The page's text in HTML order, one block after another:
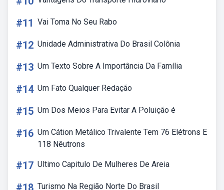
#11 Vai Toma No Seu Rabo
#12 Unidade Administrativa Do Brasil Colônia
#13 Um Texto Sobre A Importância Da Família
#14 Um Fato Qualquer Redação
#15 Um Dos Meios Para Evitar A Poluição é
#16 Um Cátion Metálico Trivalente Tem 76 Elétrons E
118 Nêutrons
#17 Ultimo Capitulo De Mulheres De Areia
#18 Turismo Na Região Norte Do Brasil